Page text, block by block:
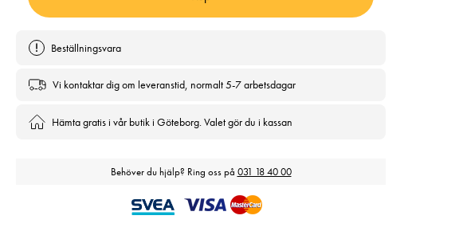
Beställningsvara
Vi kontaktar dig om leveranstid, normalt 5-7 arbetsdagar
Hämta gratis i vår butik i Göteborg. Valet gör du i kassan
Behöver du hjälp? Ring oss på 031 18 40 00